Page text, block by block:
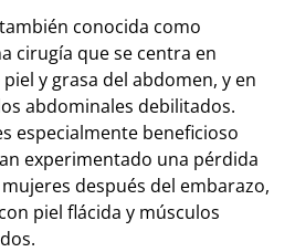
conocida como
cirugía que se centra en
y grasa del abdomen, y en
abdominales debilitados.
especialmente beneficioso
experimentado una pérdida
después del embarazo,
piel flácida y músculos